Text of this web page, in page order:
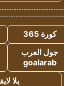
كورة 365
جول العرب
goalarab
يلا